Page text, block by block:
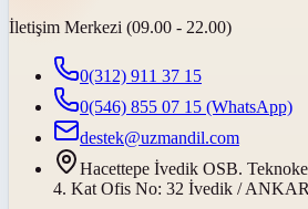
İletişim Merkezi (09.00 - 22.00)
0(312) 911 37 15
0(546) 855 07 15 (WhatsApp)
destek@uzmandil.com
Hacettepe İvedik OSB.
4. Kat Ofis No: 32 İvedik /